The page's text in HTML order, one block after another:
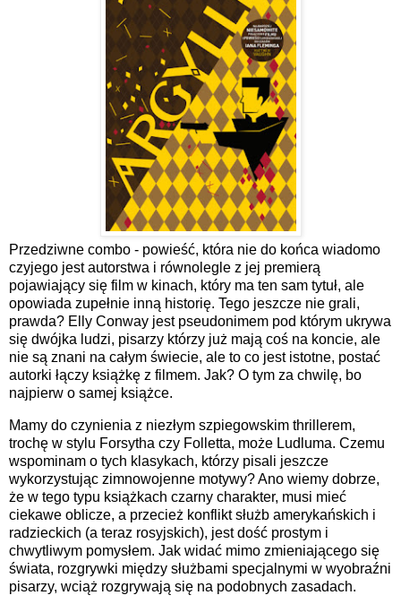
Przedziwne combo - powieść, która nie do końca wiadomo
czyjego jest autorstwa i równolegle z jej premierą
pojawiający się film w kinach, który ma ten sam tytuł, ale
opowiada zupełnie inną historię. Tego jeszcze nie grali,
prawda? Elly Conway jest pseudonimem pod którym ukrywa
się dwójka ludzi, pisarzy którzy już mają coś na koncie, ale
nie są znani na całym świecie, ale to co jest istotne, postać
autorki łączy książkę z filmem. Jak? O tym za chwilę, bo
najpierw o samej książce.
Mamy do czynienia z niezłym szpiegowskim thrillerem,
trochę w stylu Forsytha czy Folletta, może Ludluma. Czemu
wspominam o tych klasykach, którzy pisali jeszcze
wykorzystując zimnowojenne motywy? Ano wiemy dobrze,
że w tego typu książkach czarny charakter, musi mieć
ciekawe oblicze, a przecież konflikt służb amerykańskich i
radzieckich (a teraz rosyjskich), jest dość prostym i
chwytliwym pomysłem. Jak widać mimo zmieniającego się
świata, rozgrywki między służbami specjalnymi w wyobraźni
pisarzy, wciąż rozgrywają się na podobnych zasadach.